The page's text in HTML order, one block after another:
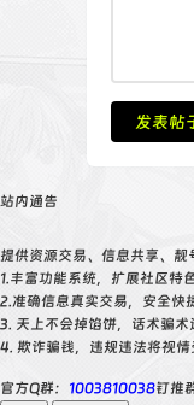
发表帖
站内通告
提供资源交易、信息共享、靓
1.丰富功能系统，扩展社区特
2.准确信息真实交易，安全快
3. 天上不会掉馅饼，话术骗术
4. 欺诈骗钱，违规违法将视情
官方Q群： 1003810038钉推